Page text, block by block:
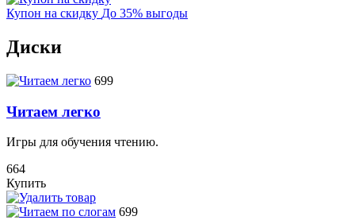
Купон на скидку До 35% выгоды
Диски
699
Читаем легко
Игры для обучения чтению.
664
Купить
699